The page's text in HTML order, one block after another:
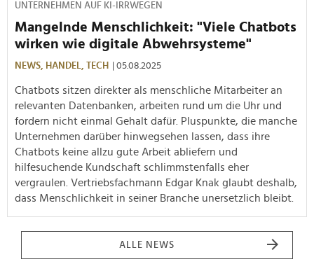
UNTERNEHMEN AUF KI-IRRWEGEN
Mangelnde Menschlichkeit: "Viele Chatbots
wirken wie digitale Abwehrsysteme"
NEWS, HANDEL, TECH | 05.08.2025
Chatbots sitzen direkter als menschliche Mitarbeiter an
relevanten Datenbanken, arbeiten rund um die Uhr und
fordern nicht einmal Gehalt dafür. Pluspunkte, die manche
Unternehmen darüber hinwegsehen lassen, dass ihre
Chatbots keine allzu gute Arbeit abliefern und
hilfesuchende Kundschaft schlimmstenfalls eher
vergraulen. Vertriebsfachmann Edgar Knak glaubt deshalb,
dass Menschlichkeit in seiner Branche unersetzlich bleibt.
ALLE NEWS